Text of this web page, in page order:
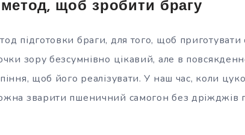
щоб зробити брагу
підготовки браги, для того, щоб
зору безсумнівно цікавий, але в
щоб його реалізувати. У наш час, коли
зварити пшеничний самогон без дріжджів